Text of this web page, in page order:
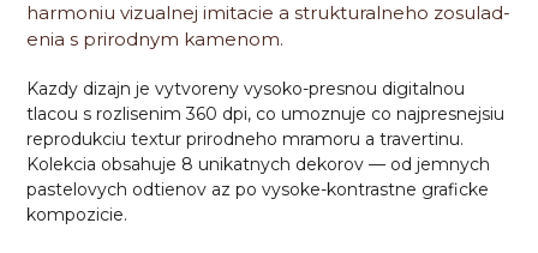
harmoniu vizualnej imitacie a strukturalneho zosulad-
enia s prirodnym kamenom.
Kazdy dizajn je vytvoreny vysoko-presnou digitalnou
tlacou s rozlisenim 360 dpi, co umoznuje co najpresnejsiu
reprodukciu textur prirodneho mramoru a travertinu.
Kolekcia obsahuje 8 unikatnych dekorov — od jemnych
pastelovych odtienov az po vysoke-kontrastne graficke
kompozicie.